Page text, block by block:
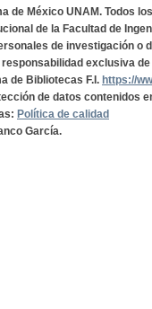
de México UNAM. Todos
de la Facultad de
de investigación o
exclusiva
de Bibliotecas F.I. https://
de datos contenidos
Política de calidad
García.